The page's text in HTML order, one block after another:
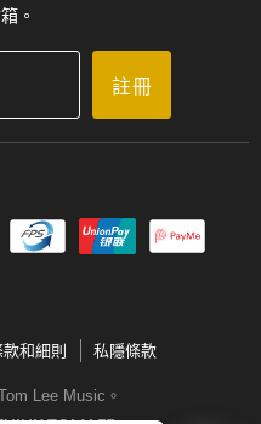
。
註冊
和細則 私隱條款
Lee Music。